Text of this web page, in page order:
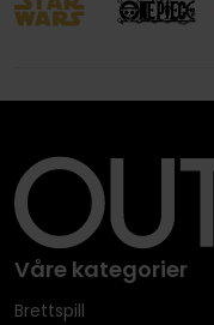
Våre kategorier
Brettspill